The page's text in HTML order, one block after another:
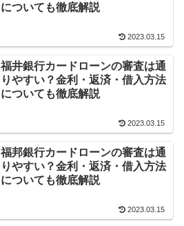
についても徹底解説
2023.03.15
福井銀行カードローンの審査は通
りやすい？金利・返済・借入方法
についても徹底解説
2023.03.15
福邦銀行カードローンの審査は通
りやすい？金利・返済・借入方法
についても徹底解説
2023.03.15